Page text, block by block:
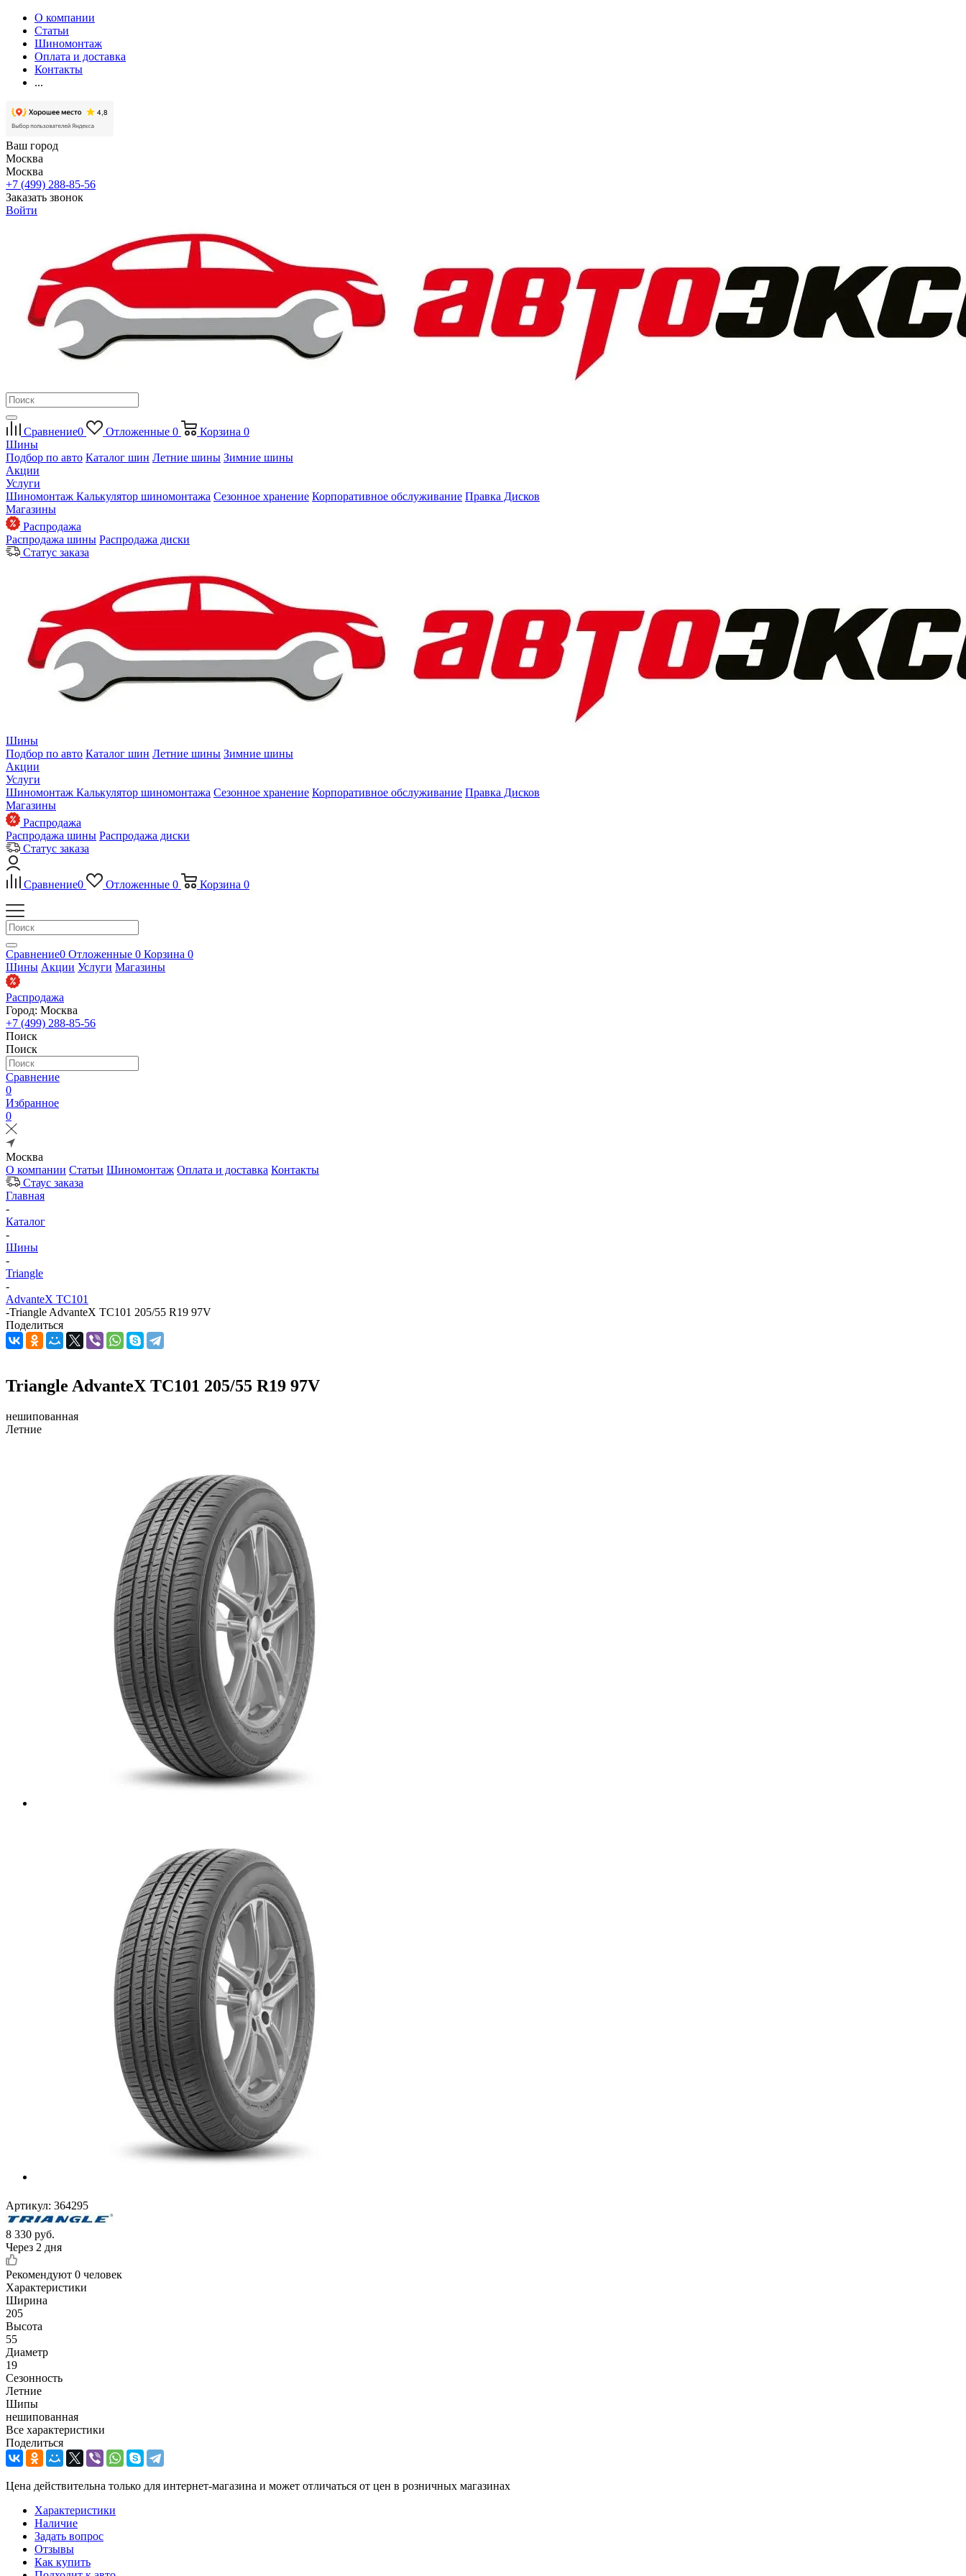
О компании
Статьи
Шиномонтаж
Оплата и доставка
Контакты
...
Ваш город
Москва
Москва
+7 (499) 288-85-56
Заказать звонок
Войти
Сравнение0 Отложенные 0 Корзина 0
Шины
Подбор по авто Каталог шин Летние шины Зимние шины
Акции
Услуги
Шиномонтаж Калькулятор шиномонтажа Сезонное хранение Корпоративное обслуживание Правка Дисков
Магазины
Распродажа
Распродажа шины Распродажа диски
Статус заказа
Шины
Подбор по авто Каталог шин Летние шины Зимние шины
Акции
Услуги
Шиномонтаж Калькулятор шиномонтажа Сезонное хранение Корпоративное обслуживание Правка Дисков
Магазины
Распродажа
Распродажа шины Распродажа диски
Статус заказа
Сравнение0 Отложенные 0 Корзина 0
Сравнение0 Отложенные 0 Корзина 0
Шины Акции Услуги Магазины
Распродажа
Город: Москва
+7 (499) 288-85-56
Поиск
Поиск
Сравнение
0
Избранное
0
Москва
О компании Статьи Шиномонтаж Оплата и доставка Контакты
Стаус заказа
Главная
-
Каталог
-
Шины
-
Triangle
-
AdvanteX TC101
-Triangle AdvanteX TC101 205/55 R19 97V
Поделиться
Triangle AdvanteX TC101 205/55 R19 97V
нешипованная
Летние
Артикул: 364295
8 330 руб.
Через 2 дня
Рекомендуют 0 человек
Характеристики
Ширина
205
Высота
55
Диаметр
19
Сезонность
Летние
Шипы
нешипованная
Все характеристики
Поделиться
Цена действительна только для интернет-магазина и может отличаться от цен в розничных магазинах
Характеристики
Наличие
Задать вопрос
Отзывы
Как купить